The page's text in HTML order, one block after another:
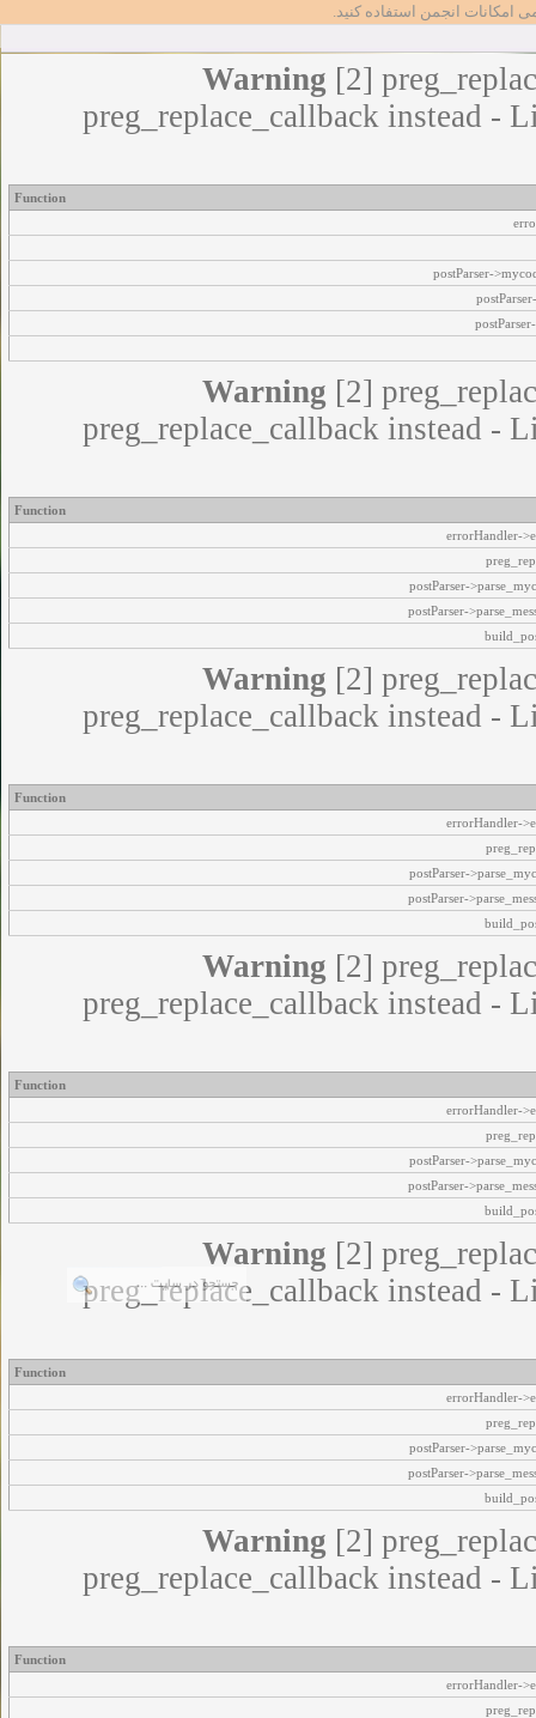
امکانات انجمن استفاده کنید.
Warning [2]
preg_replace_callback instead -
Function
postParser-
Warning [2]
preg_replace_callback instead -
Function
errorHandler-
postParser-
postParser-
Warning [2]
preg_replace_callback instead -
Function
errorHandler-
postParser-
postParser-
Warning [2]
preg_replace_callback instead -
Function
errorHandler-
postParser-
postParser-
Warning [2]
preg_replace_callback instead -
Function
errorHandler-
postParser-
postParser-
Warning [2]
preg_replace_callback instead -
Function
errorHandler-